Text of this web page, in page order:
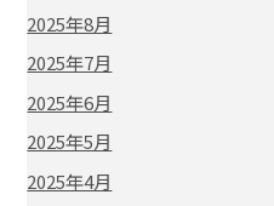
2025年8月
2025年7月
2025年6月
2025年5月
2025年4月